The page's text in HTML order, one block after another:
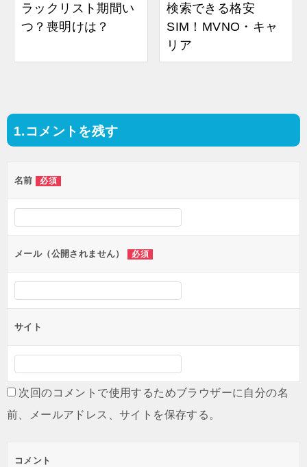
ラックリスト期間い
つ？喪明けは？
検索できる格安
SIM！MVNO・キャ
リア
投
ビ
ー
シ
ョ
ン
コメントを残す
名前 必須
メール（公開されません） 必須
サイト
次回のコメントで使用するためブラウザーに自分の名
前、メールアドレス、サイトを保存する。
コメント